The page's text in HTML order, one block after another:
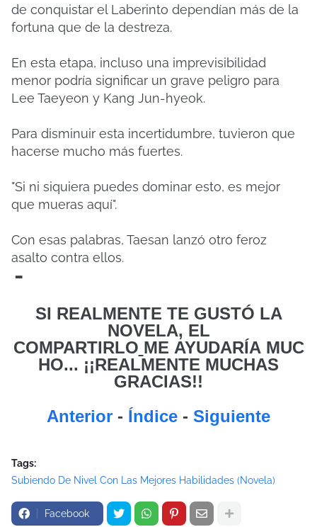
de conquistar el Laberinto dependían más de la
fortuna que de la destreza.
En esta etapa, incluso una imprevisibilidad
menor podría significar un grave peligro para
Lee Taeyeon y Kang Jun-hyeok.
Para disminuir esta incertidumbre, tuvieron que
hacerse mucho más fuertes.
"Si ni siquiera puedes dominar esto, es mejor
que mueras aquí".
Con esas palabras, Taesan lanzó otro feroz
asalto contra ellos.
-
SI REALMENTE TE GUSTÓ LA
NOVELA, EL
COMPARTIRLO ME AYUDARÍA MUC
HO... ¡¡REALMENTE MUCHAS
GRACIAS!!
Anterior - Índice - Siguiente
Tags:
Subiendo De Nivel Con Las Mejores Habilidades (Novela)
Facebook